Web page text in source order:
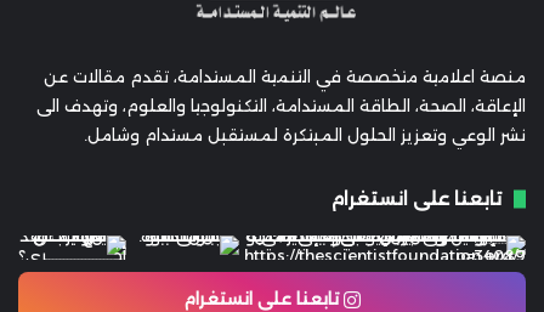
منصة اعلامية متخصصة في التنمية المستدامة، تقدم مقالات عن
الإعاقة، الصحة، الطاقة المستدامة، التكنولوجيا والعلوم، وتهدف الى
نشر الوعي وتعزيز الحلول المبتكرة لمستقبل مستدام وشامل.
تابعنا على انستغرام
تابعنا على انستغرام